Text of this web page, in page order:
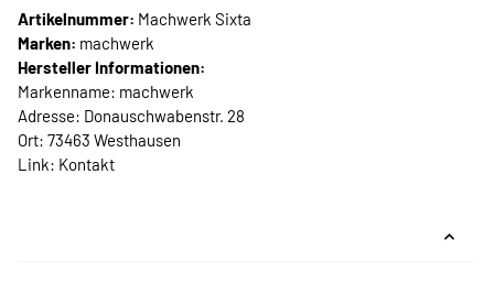
Artikelnummer: Machwerk Sixta
Marken: machwerk
Hersteller Informationen:
Markenname: machwerk
Adresse: Donauschwabenstr. 28
Ort: 73463 Westhausen
Link: Kontakt